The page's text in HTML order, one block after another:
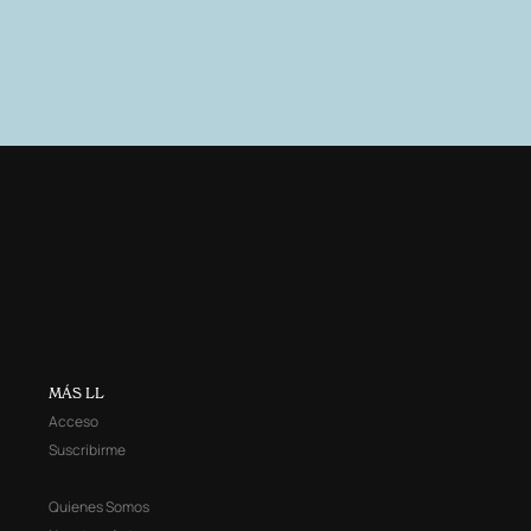
MÁS LL
Acceso
Suscribirme
Quienes Somos